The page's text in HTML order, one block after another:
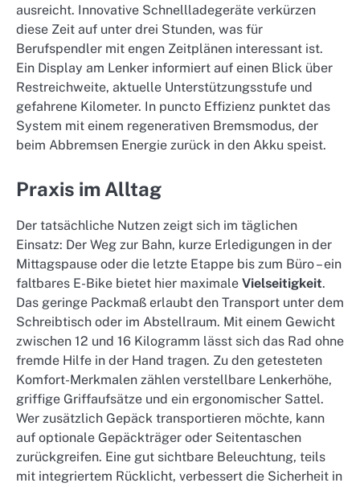
ausreicht. Innovative Schnellladegeräte verkürzen
diese Zeit auf unter drei Stunden, was für
Berufspendler mit engen Zeitplänen interessant ist.
Ein Display am Lenker informiert auf einen Blick über
Restreichweite, aktuelle Unterstützungsstufe und
gefahrene Kilometer. In puncto Effizienz punktet das
System mit einem regenerativen Bremsmodus, der
beim Abbremsen Energie zurück in den Akku speist.
Praxis im Alltag
Der tatsächliche Nutzen zeigt sich im täglichen
Einsatz: Der Weg zur Bahn, kurze Erledigungen in der
Mittagspause oder die letzte Etappe bis zum Büro – ein
faltbares E-Bike bietet hier maximale Vielseitigkeit.
Das geringe Packmaß erlaubt den Transport unter dem
Schreibtisch oder im Abstellraum. Mit einem Gewicht
zwischen 12 und 16 Kilogramm lässt sich das Rad ohne
fremde Hilfe in der Hand tragen. Zu den getesteten
Komfort-Merkmalen zählen verstellbare Lenkerhöhe,
griffige Griffaufsätze und ein ergonomischer Sattel.
Wer zusätzlich Gepäck transportieren möchte, kann
auf optionale Gepäckträger oder Seitentaschen
zurückgreifen. Eine gut sichtbare Beleuchtung, teils
mit integriertem Rücklicht, verbessert die Sicherheit in